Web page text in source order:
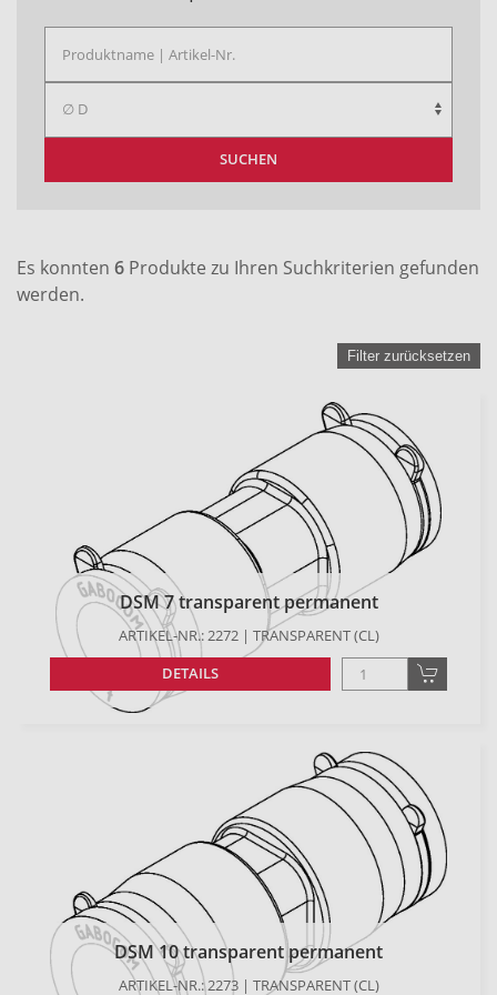
SUCHEN
Es konnten 6 Produkte zu Ihren Suchkriterien gefunden
werden.
Filter zurücksetzen
DSM 7 transparent permanent
ARTIKEL-NR.: 2272 | TRANSPARENT (CL)
DETAILS
DSM 10 transparent permanent
ARTIKEL-NR.: 2273 | TRANSPARENT (CL)